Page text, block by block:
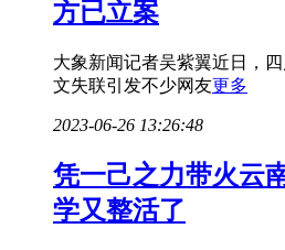
方已立案
大象新闻记者吴紫翼近日，
文失联引发不少网友更多
2023-06-26 13:26:48
凭一己之力带火云
学又整活了